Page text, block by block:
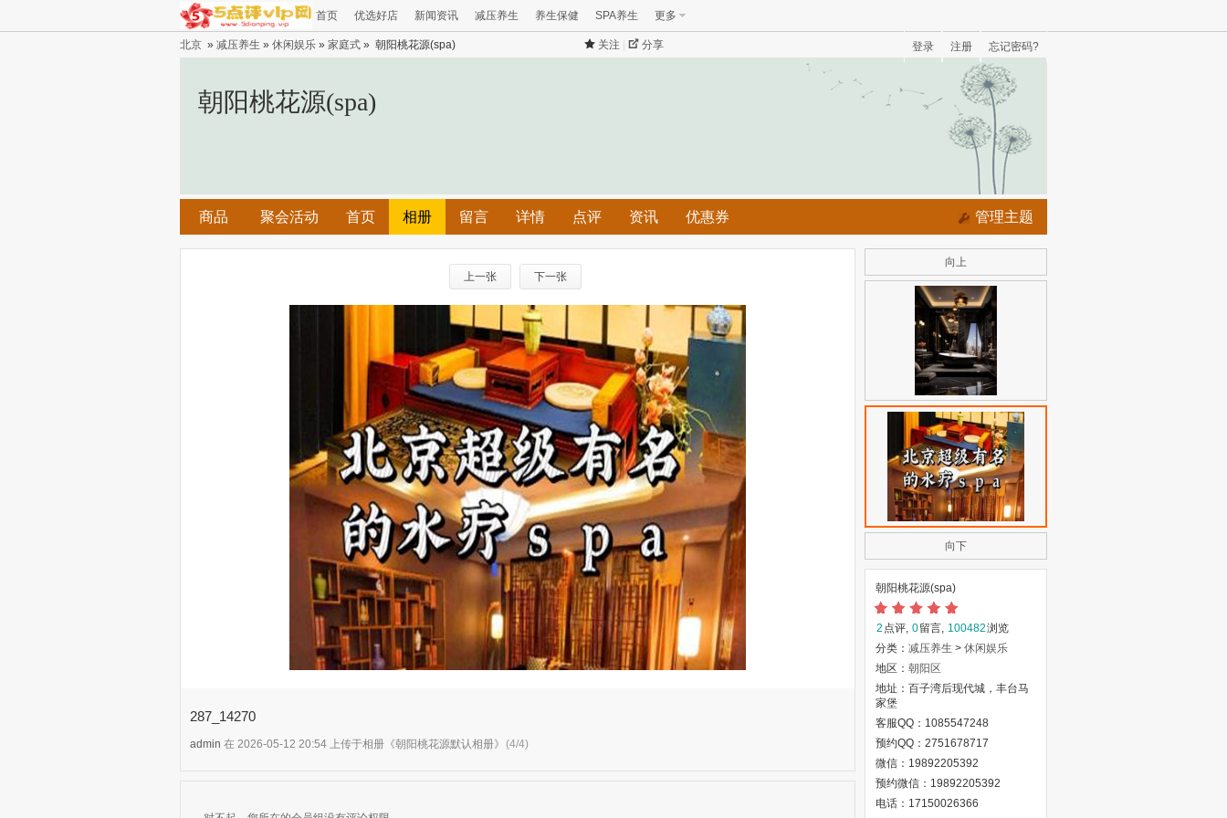
首页 优选好店 新闻资讯 减压养生 养生保健 SPA养生 更多
忘记密码?
注册
登录
关注 分享
北京 » 减压养生 » 休闲娱乐 » 家庭式 » 朝阳桃花源(spa)
朝阳桃花源(spa)
商品 聚会活动 首页 相册 留言 详情 点评 资讯 优惠券 管理主题
上一张 下一张
287_14270
admin 在 2026-05-12 20:54 上传于相册《朝阳桃花源默认相册》 (4/4)
向上
向下
朝阳桃花源(spa)
2 点评, 0留言, 100482浏览
分类： 减压养生 > 休闲娱乐
地区： 朝阳区
地址：百子湾后现代城，丰台马
家堡
客服QQ：1085547248
预约QQ：2751678717
微信：19892205392
预约微信：19892205392
电话：17150026366